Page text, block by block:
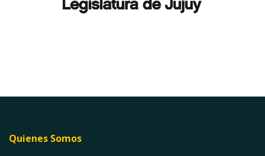
Quienes Somos